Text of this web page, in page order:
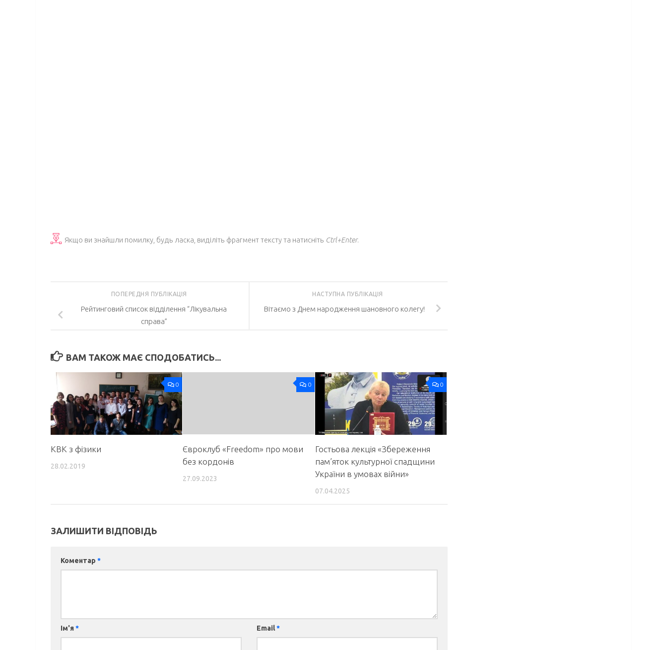
Якщо ви знайшли помилку, будь ласка, виділіть фрагмент тексту та натисніть Ctrl+Enter.
НАСТУПНА ПУБЛІКАЦІЯ
Вітаємо з Днем народження шановного колегу!
ПОПЕРЕДНЯ ПУБЛІКАЦІЯ
Рейтинговий список відділення “Лікувальна
справа”
ВАМ ТАКОЖ МАЄ СПОДОБАТИСЬ...
0
КВК з фізики
28.02.2019
0
Євроклуб «Freedom» про мови
без кордонів
27.09.2023
0
Гостьова лекція «Збереження
пам’яток культурної спадщини
України в умовах війни»
07.04.2025
ЗАЛИШИТИ ВІДПОВІДЬ
Коментар *
Ім'я * Email*